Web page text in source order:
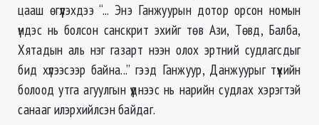
цааш өгүүлэхдээ “... Энэ Ганжуурын дотор орсон номын
үндэс нь болсон санскрит эхийг төв Ази, Төвд, Балба,
Хятадын аль нэг газарт нээн олох эртний судлагсдыг
бид хүлээсээр байна...” гээд Ганжуур, Данжуурыг түүхийн
болоод утга агуулгын үүднээс нь нарийн судлах хэрэгтэй
санааг илэрхийлсэн байдаг.